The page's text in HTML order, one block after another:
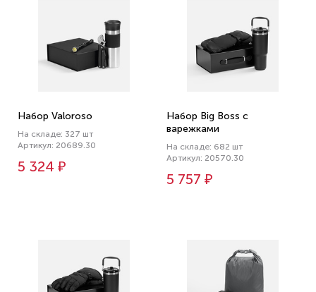
Набор Valoroso
На складе: 327 шт
Артикул: 20689.30
5 324 ₽
Набор Big Boss с
варежками
На складе: 682 шт
Артикул: 20570.30
5 757 ₽